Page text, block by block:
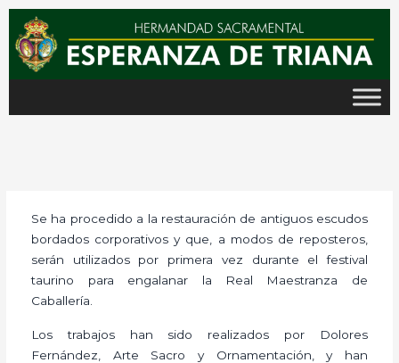
contenido
Se ha procedido a la restauración de antiguos escudos
bordados corporativos y que, a modos de reposteros,
serán utilizados por primera vez durante el festival
taurino para engalanar la Real Maestranza de
Caballería.
Los trabajos han sido realizados por Dolores
Fernández, Arte Sacro y Ornamentación, y han